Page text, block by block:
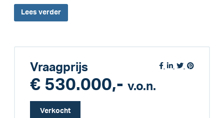
Lees verder
Vraagprijs
€ 530.000,- v.o.n.
Verkocht